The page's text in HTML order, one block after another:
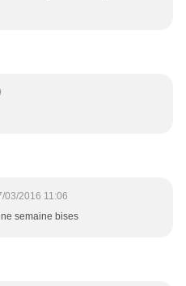
03/2016 11:06
semaine bises